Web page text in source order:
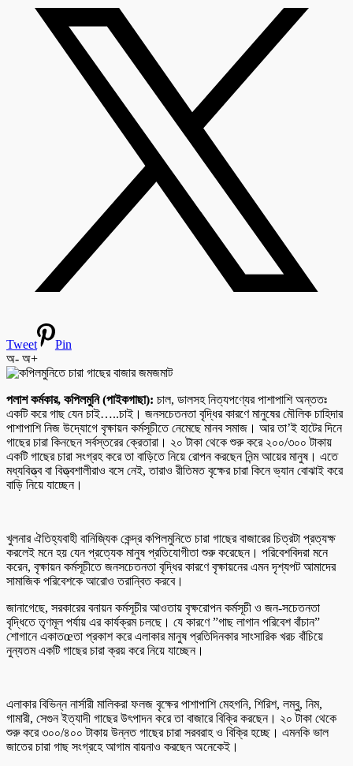
Tweet
Pin
অ- অ+
পলাশ কর্মকার, কপিলমুনি (পাইকগাছা): চাল, ডালসহ নিত্যপণ্যের পাশাপাশি অন্ততঃ
একটি করে গাছ যেন চাই…..চাই। জনসচেতনতা বৃদ্ধির কারণে মানুষের মৌলিক চাহিদার
পাশাপাশি নিজ উদ্যোগে বৃক্ষায়ন কর্মসূচীতে নেমেছে মানব সমাজ। আর তা’ই হাটের দিনে
গাছের চারা কিনছেন সর্বস্তরের ক্রেতারা। ২০ টাকা থেকে শুরু করে ২০০/৩০০ টাকায়
একটি গাছের চারা সংগ্রহ করে তা বাড়িতে নিয়ে রোপন করছেন নিন্ম আয়ের মানুষ। এতে
মধ্যবিত্ত্ব বা বিত্ত্বশালীরাও বসে নেই, তারাও রীতিমত বৃক্ষের চারা কিনে ভ্যান বোঝাই করে
বাড়ি নিয়ে যাচ্ছেন।
খুলনার ঐতিহ্যবাহী বানিজ্যিক কেন্দ্র কপিলমুনিতে চারা গাছের বাজারের চিত্রটা প্রত্যক্ষ
করলেই মনে হয় যেন প্রত্যেক মানুষ প্রতিযোগীতা শুরু করেছেন। পরিবেশবিদরা মনে
করেন, বৃক্ষায়ন কর্মসূচীতে জনসচেতনতা বৃদ্ধির কারণে বৃক্ষায়নের এমন দৃশ্যপট আমাদের
সামাজিক পরিবেশকে আরোও তরান্বিত করবে।
জানাগেছে, সরকারের বনায়ন কর্মসূচীর আওতায় বৃক্ষরোপন কর্মসূচী ও জন-সচেতনতা
বৃদ্ধিতে তৃণমূল পর্যায় এর কার্যক্রম চলছে। যে কারণে ”গাছ লাগান পরিবেশ বাঁচান”
শোগানে একাতœতা প্রকাশ করে এলাকার মানুষ প্রতিদিনকার সাংসারিক খরচ বাঁচিয়ে
নুন্যতম একটি গাছের চারা ক্রয় করে নিয়ে যাচ্ছেন।
এলাকার বিভিন্ন নার্সারী মালিকরা ফলজ বৃক্ষের পাশাপাশি মেহগনি, শিরিশ, লম্বু, নিম,
গামারী, সেগুন ইত্যাদী গাছের উৎপাদন করে তা বাজারে বিক্রি করছেন। ২০ টাকা থেকে
শুরু করে ৩০০/৪০০ টাকায় উন্নত গাছের চারা সরবরাহ ও বিক্রি হচ্ছে। এমনকি ভাল
জাতের চারা গাছ সংগ্রহে আগাম বায়নাও করছেন অনেকেই।